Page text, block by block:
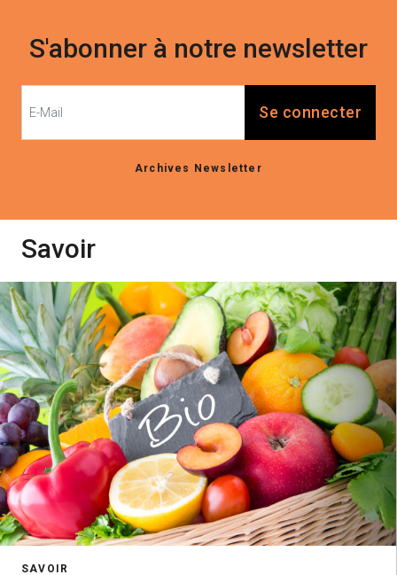
S'abonner à notre newsletter
Se connecter
Archives Newsletter
Savoir
SAVOIR